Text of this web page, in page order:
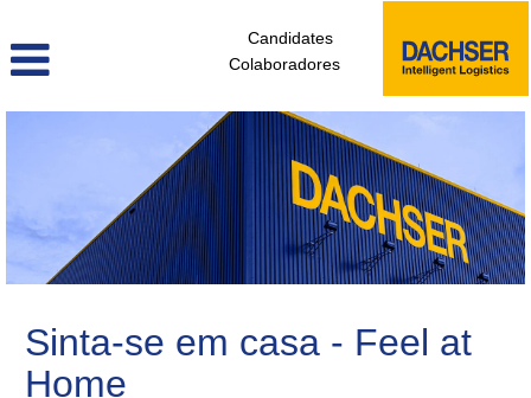
Candidates
Colaboradores
gestao_de_instalacoes_pt
Sinta-se em casa - Feel at
Home